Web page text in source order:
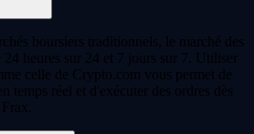
boursiers traditionnels, le marché des
heures sur 24 et 7 jours sur 7. Utiliser
celle de Crypto.com vous permet de
temps réel et d'exécuter des ordres dès